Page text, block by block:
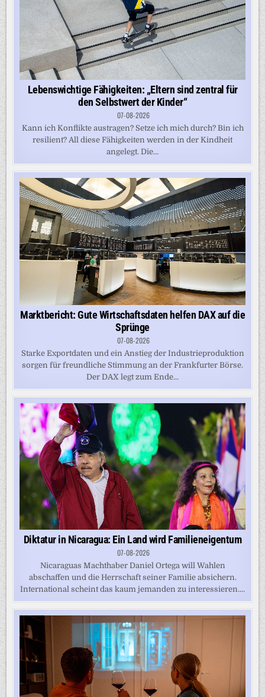
Lebenswichtige Fähigkeiten: „Eltern sind zentral für
den Selbstwert der Kinder“
07-08-2026
Kann ich Konflikte austragen? Setze ich mich durch? Bin ich
resilient? All diese Fähigkeiten werden in der Kindheit
angelegt. Die...
Marktbericht: Gute Wirtschaftsdaten helfen DAX auf die
Sprünge
07-08-2026
Starke Exportdaten und ein Anstieg der Industrieproduktion
sorgen für freundliche Stimmung an der Frankfurter Börse.
Der DAX legt zum Ende...
Diktatur in Nicaragua: Ein Land wird Familieneigentum
07-08-2026
Nicaraguas Machthaber Daniel Ortega will Wahlen
abschaffen und die Herrschaft seiner Familie absichern.
International scheint das kaum jemanden zu interessieren....